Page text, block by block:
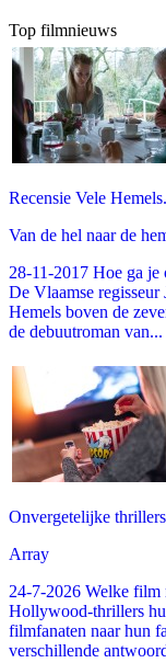
Top filmnieuws
Recensie Vele
Van de hel naar de
28-11-2017 Hoe ga
De Vlaamse
Hemels boven de
de debuutroman van...
Onvergetelijke
Array
24-7-2026 Welke
Hollywood-thrillers
filmfanaten naar hun
verschillende